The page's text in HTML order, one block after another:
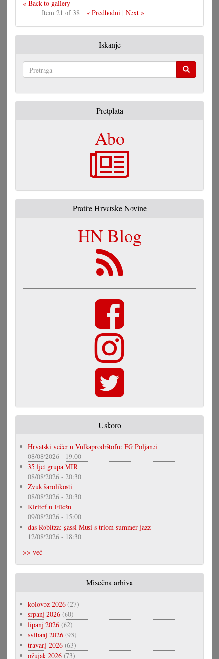
« Back to gallery
Item 21 of 38
« Predhodni| Next »
Iskanje
Pretplata
Abo
Pratite Hrvatske Novine
HN Blog
Uskoro
Hrvatski večer u Vulkaprodrštofu: FG Poljanci
08/08/2026 - 19:00
35 ljet grupa MIR
08/08/2026 - 20:30
Zvuk šarolikosti
08/08/2026 - 20:30
Kiritof u Filežu
09/08/2026 - 15:00
das Robitza: gassl Musi s triom summer jazz
12/08/2026 - 18:30
>> već
Misečna arhiva
kolovoz 2026 (27)
srpanj 2026 (60)
lipanj 2026 (62)
svibanj 2026 (93)
travanj 2026 (63)
ožujak 2026 (73)